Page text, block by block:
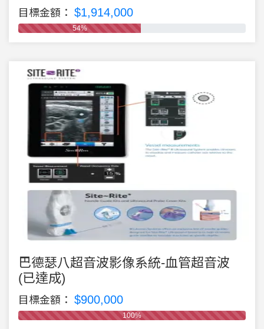
目標金額： $1,914,000
54%
巴德瑟八超音波影像系統-血管超音波
(已達成)
目標金額： $900,000
100%